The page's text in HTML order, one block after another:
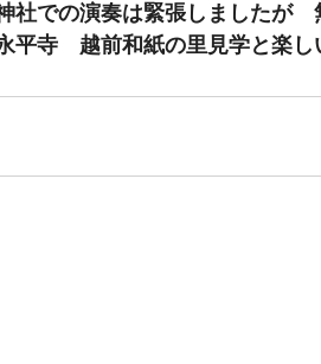
社での演奏は緊張しましたが
平寺　越前和紙の里見学と楽